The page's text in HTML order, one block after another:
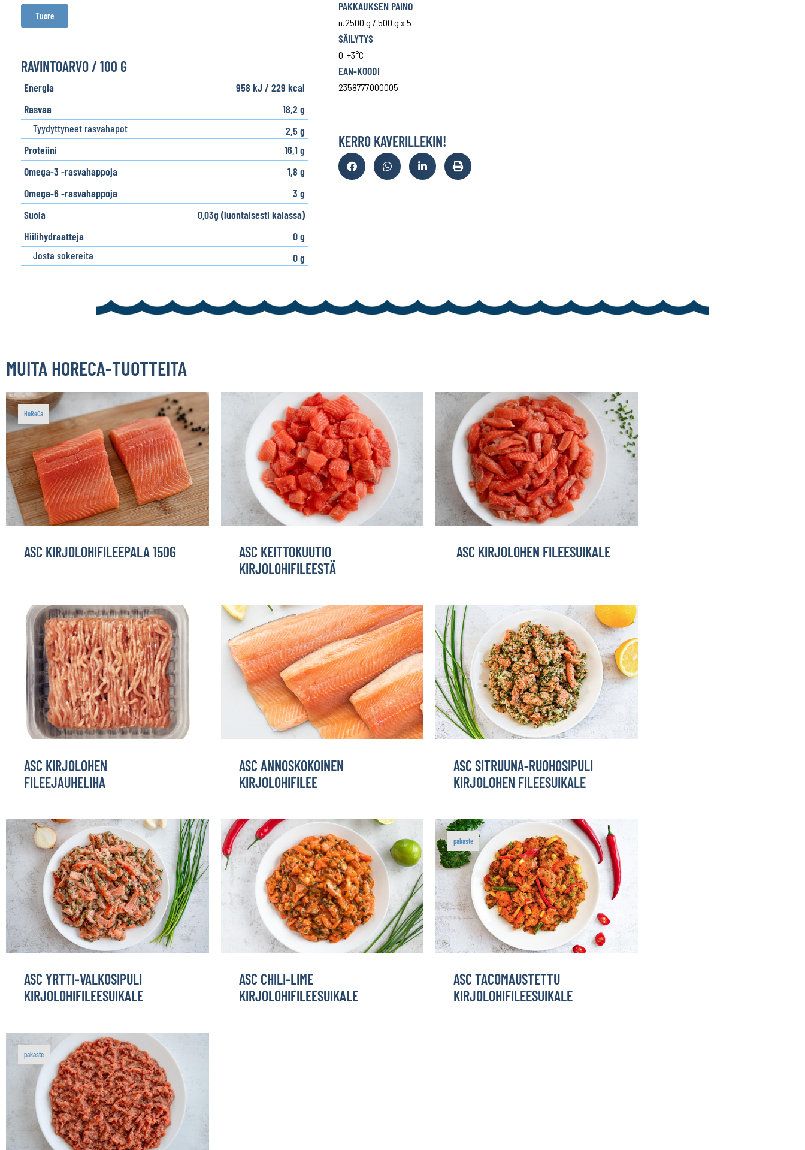
Tuore
RAVINTOARVO / 100 G
Energia
958 kJ / 229 kcal
Rasvaa
18,2 g
2,5 g
Tyydyttyneet rasvahapot
Proteiini
16,1 g
Omega-3 -rasvahappoja
1,8 g
Omega-6 -rasvahappoja
3 g
Suola
0,03g (luontaisesti kalassa)
Hiilihydraatteja
0 g
0 g
Josta sokereita
PAKKAUKSEN PAINO
n.2500 g / 500 g x 5
SÄILYTYS
0-+3°C
EAN-KOODI
2358777000005
KERRO KAVERILLEKIN!
MUITA HORECA-TUOTTEITA
HoReCa
ASC KIRJOLOHIFILEEPALA 150G
ASC KEITTOKUUTIO
KIRJOLOHIFILEESTÄ
ASC KIRJOLOHEN FILEESUIKALE
ASC KIRJOLOHEN
FILEEJAUHELIHA
ASC ANNOSKOKOINEN
KIRJOLOHIFILEE
ASC SITRUUNA-RUOHOSIPULI
KIRJOLOHEN FILEESUIKALE
ASC YRTTI-VALKOSIPULI
KIRJOLOHIFILEESUIKALE
ASC CHILI-LIME
KIRJOLOHIFILEESUIKALE
pakaste
ASC TACOMAUSTETTU
KIRJOLOHIFILEESUIKALE
pakaste